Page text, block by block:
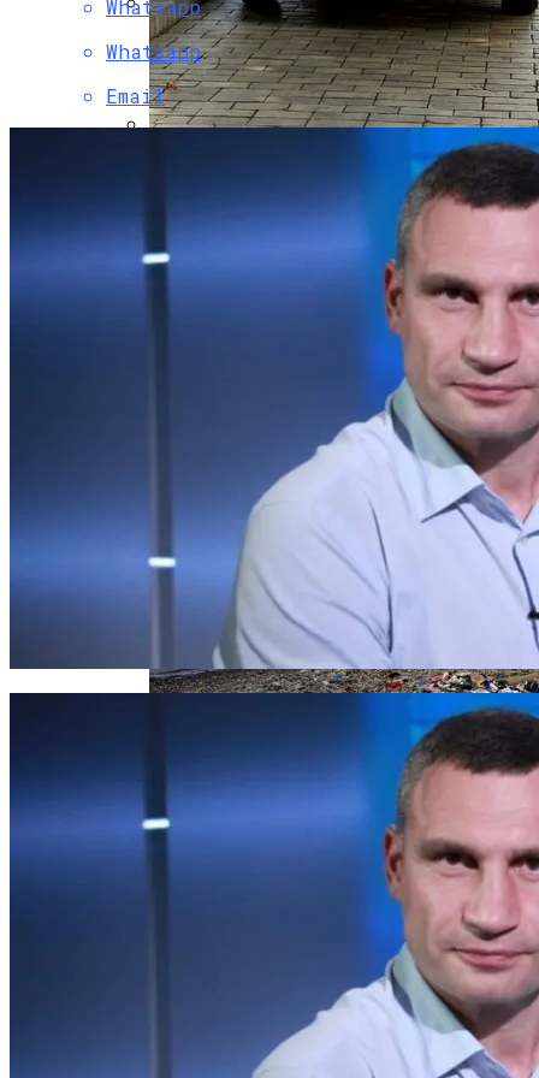
Растущая Концентрация Власти В
Руках Си Цзиньпина: Мир Не Обмануть
Военные Рельсы Спасут Британскую
Коронавирус В США Оказался
Смертоноснее «испанки» 1918 Года
Извержение Вулкана На Юге Исландии:
Чрезвычайное Положение И Эвакуация
Индия Не Будет Спрашивать
Разрешения На Запуск Моделей ИИ
В Столичном Парке Отличился Герой-
В Киеве Люди Вынуждены Ходить К
Метро По Улице Без Тротуара
В Киеве Появится Арт-Объект В Виде
«Мусорного Человека»
Whatsapp
Whatsapp
Email